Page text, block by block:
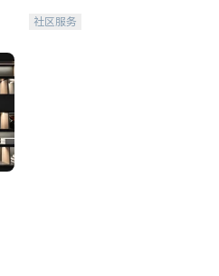
社区服务